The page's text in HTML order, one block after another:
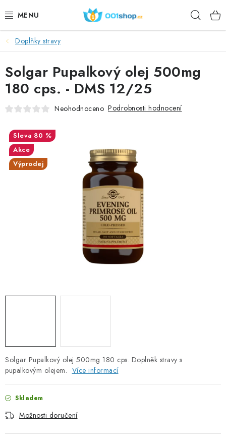
na
DOPLŇKY STRAVY
KOSMETIKA
SPORT
TÉMATA
Podmínky ochrany osobních údajů
Doplňky stravy
Solgar Pupalkový olej 500mg 180 cps. Doplněk stravy s
pupalkovým olejem. Více informací
Skladem
Možnosti doručení
Solgar Pupalkový olej 500mg
180 cps. - DMS 12/25
Neohodnoceno Podrobnosti hodnocení
80 %
Akce
Výprodej